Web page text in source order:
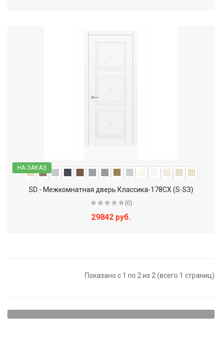
НА ЗАКАЗ
SD - Межкомнатная дверь Классика-178СХ (S-S3)
(0)
29842 руб.
Показано с 1 по 2 из 2 (всего 1 страниц)